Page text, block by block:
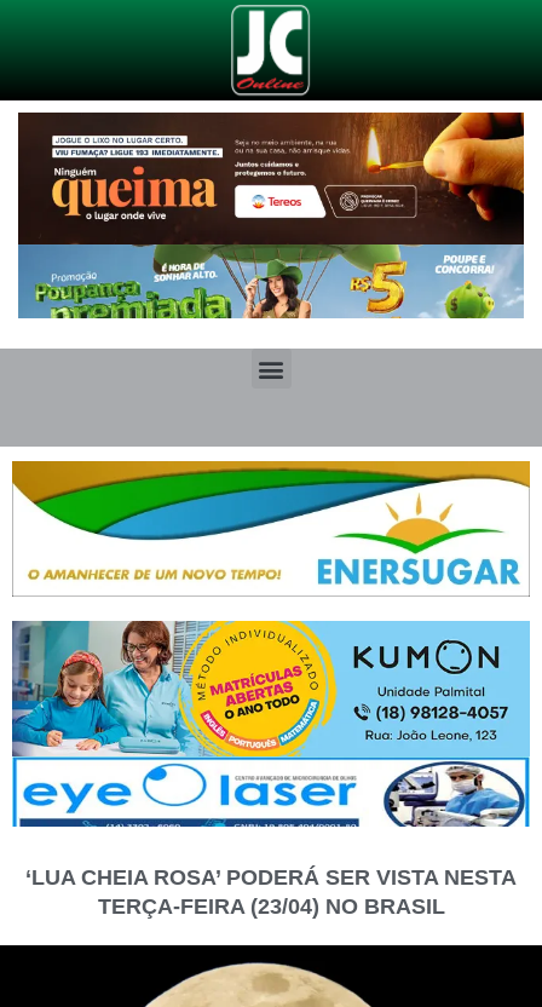
‘LUA CHEIA ROSA’ PODERÁ SER VISTA NESTA
TERÇA-FEIRA (23/04) NO BRASIL